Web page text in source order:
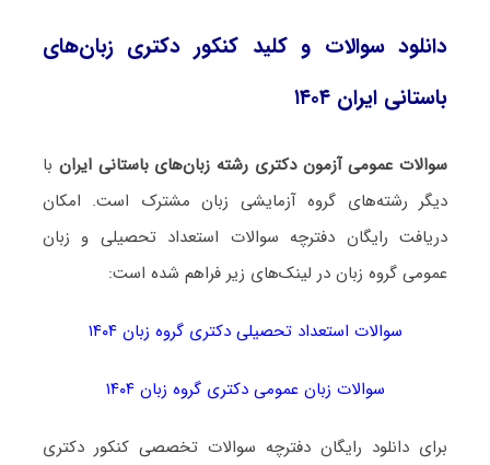
دانلود سوالات و کلید کنکور دکتری زبان‌های
باستانی ایران ۱۴۰۴
سوالات عمومی آزمون دکتری رشته زبان‌های باستانی ایران با
دیگر رشته‌های گروه آزمایشی زبان مشترک است. امکان
دریافت رایگان دفترچه سوالات استعداد تحصیلی و زبان
عمومی گروه زبان در لینک‌های زیر فراهم شده است:
سوالات استعداد تحصیلی دکتری گروه زبان ۱۴۰۴
سوالات زبان عمومی دکتری گروه زبان ۱۴۰۴
برای دانلود رایگان دفترچه سوالات تخصصی کنکور دکتری